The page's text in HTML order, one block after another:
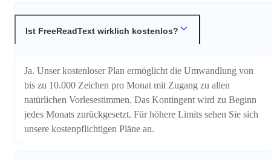
Ist FreeReadText wirklich kostenlos?
Ja. Unser kostenloser Plan ermöglicht die Umwandlung von
bis zu 10.000 Zeichen pro Monat mit Zugang zu allen
natürlichen Vorlesestimmen. Das Kontingent wird zu Beginn
jedes Monats zurückgesetzt. Für höhere Limits sehen Sie sich
unsere kostenpflichtigen Pläne an.